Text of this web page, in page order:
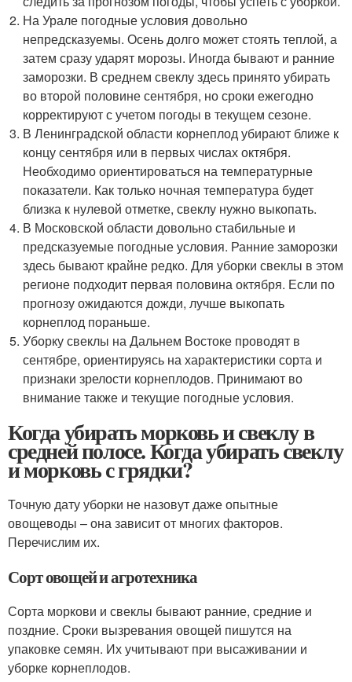
На Урале погодные условия довольно
непредсказуемы. Осень долго может стоять теплой, а
затем сразу ударят морозы. Иногда бывают и ранние
заморозки. В среднем свеклу здесь принято убирать
во второй половине сентября, но сроки ежегодно
корректируют с учетом погоды в текущем сезоне.
В Ленинградской области корнеплод убирают ближе к
концу сентября или в первых числах октября.
Необходимо ориентироваться на температурные
показатели. Как только ночная температура будет
близка к нулевой отметке, свеклу нужно выкопать.
В Московской области довольно стабильные и
предсказуемые погодные условия. Ранние заморозки
здесь бывают крайне редко. Для уборки свеклы в этом
регионе подходит первая половина октября. Если по
прогнозу ожидаются дожди, лучше выкопать
корнеплод пораньше.
Уборку свеклы на Дальнем Востоке проводят в
сентябре, ориентируясь на характеристики сорта и
признаки зрелости корнеплодов. Принимают во
внимание также и текущие погодные условия.
Когда убирать морковь и свеклу в
средней полосе. Когда убирать свеклу
и морковь с грядки?
Точную дату уборки не назовут даже опытные
овощеводы – она зависит от многих факторов.
Перечислим их.
Сорт овощей и агротехника
Сорта моркови и свеклы бывают ранние, средние и
поздние. Сроки вызревания овощей пишутся на
упаковке семян. Их учитывают при высаживании и
уборке корнеплодов.